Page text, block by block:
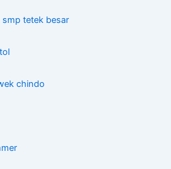
tetek besar
chindo